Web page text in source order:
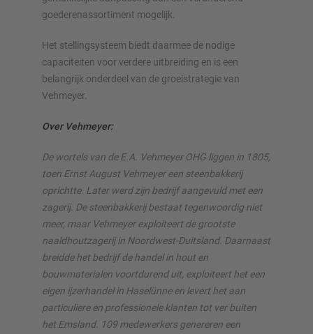
goederenassortiment mogelijk.
Het stellingsysteem biedt daarmee de nodige
capaciteiten voor verdere uitbreiding en is een
belangrijk onderdeel van de groeistrategie van
Vehmeyer.
Over Vehmeyer:
De wortels van de E.A. Vehmeyer OHG liggen in 1805,
toen Ernst August Vehmeyer een steenbakkerij
oprichtte. Later werd zijn bedrijf aangevuld met een
zagerij. De steenbakkerij bestaat tegenwoordig niet
meer, maar Vehmeyer exploiteert de grootste
naaldhoutzagerij in Noordwest-Duitsland. Daarnaast
breidde het bedrijf de handel in hout en
bouwmaterialen voortdurend uit, exploiteert het een
eigen ijzerhandel in Haselünne en levert het aan
particuliere en professionele klanten tot ver buiten
het Emsland. 109 medewerkers genereren een